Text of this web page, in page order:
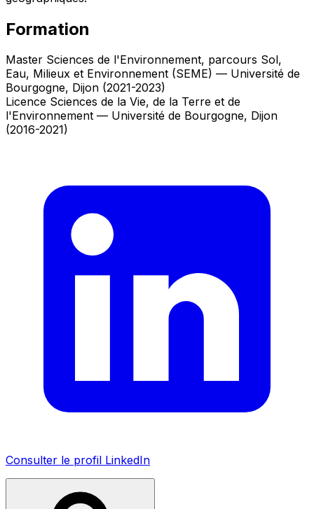
Formation
Master Sciences de l'Environnement, parcours Sol,
Eau, Milieux et Environnement (SEME) — Université de
Bourgogne, Dijon (2021-2023)
Licence Sciences de la Vie, de la Terre et de
l'Environnement — Université de Bourgogne, Dijon
(2016-2021)
Consulter le profil LinkedIn